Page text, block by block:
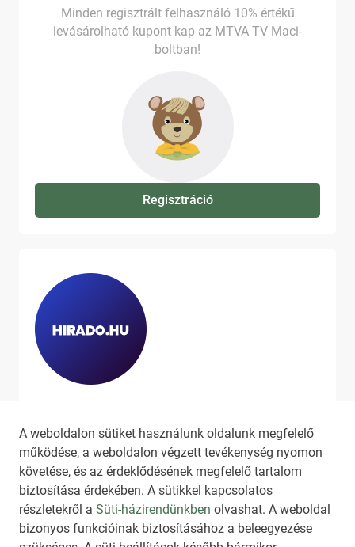
A weboldalon sütiket használunk oldalunk megfelelő
működése, a weboldalon végzett tevékenység nyomon
követése, és az érdeklődésének megfelelő tartalom
biztosítása érdekében. A sütikkel kapcsolatos
részletekről a Süti-házirendünkben olvashat. A weboldal
bizonyos funkcióinak biztosításához a beleegyezése
Minden regisztrált felhasználó 10% értékű
levásárolható kupont kap az MTVA TV Maci-
boltban!
Regisztráció
látni, látogassa meg ahirado.hu
oldalát!
HIRADO.HU MEDIAKLIKK.HU